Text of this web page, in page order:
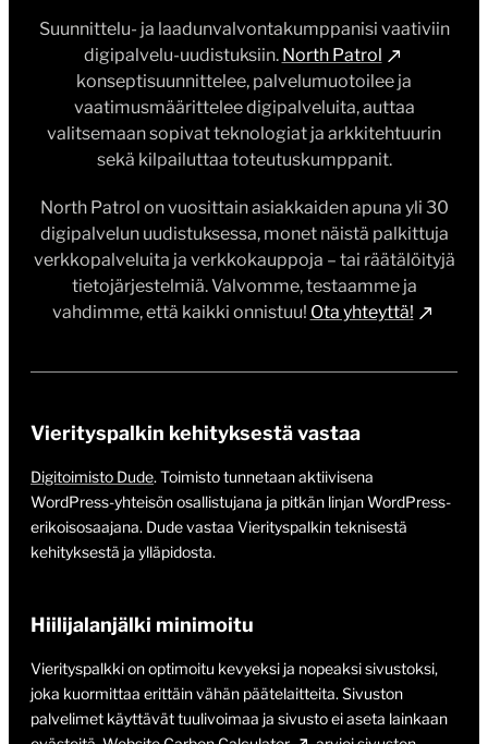
Suunnittelu- ja laadunvalvontakumppanisi vaativiin
digipalvelu-uudistuksiin. North Patrol
konseptisuunnittelee, palvelumuotoilee ja
vaatimusmäärittelee digipalveluita, auttaa
valitsemaan sopivat teknologiat ja arkkitehtuurin
sekä kilpailuttaa toteutuskumppanit.
North Patrol on vuosittain asiakkaiden apuna yli 30
digipalvelun uudistuksessa, monet näistä palkittuja
verkkopalveluita ja verkkokauppoja – tai räätälöityjä
tietojärjestelmiä. Valvomme, testaamme ja
vahdimme, että kaikki onnistuu! Ota yhteyttä!
Vierityspalkin kehityksestä vastaa
Digitoimisto Dude. Toimisto tunnetaan aktiivisena
WordPress-yhteisön osallistujana ja pitkän linjan WordPress-
erikoisosaajana. Dude vastaa Vierityspalkin teknisestä
kehityksestä ja ylläpidosta.
Hiilijalanjälki minimoitu
Vierityspalkki on optimoitu kevyeksi ja nopeaksi sivustoksi,
joka kuormittaa erittäin vähän päätelaitteita. Sivuston
palvelimet käyttävät tuulivoimaa ja sivusto ei aseta lainkaan